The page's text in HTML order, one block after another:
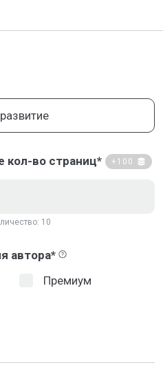
кол-во страниц* +100
10
автора*
Премиум